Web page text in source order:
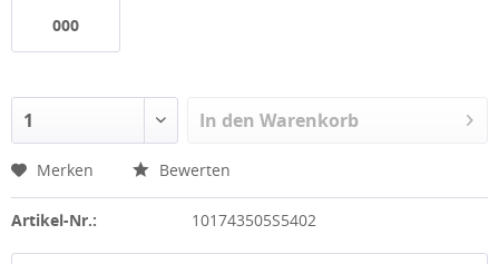
000
In den Warenkorb
Merken Bewerten
Artikel-Nr.: 101743505S5402